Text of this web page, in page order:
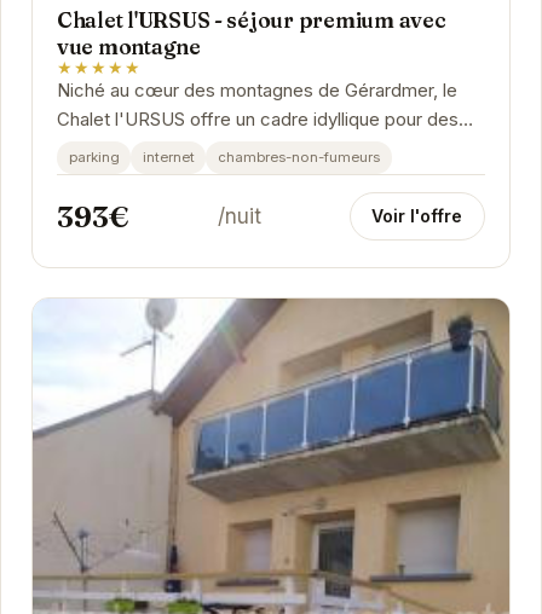
Chalet l'URSUS - séjour premium avec
vue montagne
★★★★★
Niché au cœur des montagnes de Gérardmer, le
Chalet l'URSUS offre un cadre idyllique pour des
vacances inoubliables. Son architecture
chaleureuse...
parking internet chambres-non-fumeurs
393€ /nuit Voir l'offre